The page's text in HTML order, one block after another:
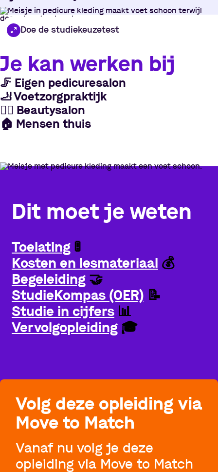
Doe de studiekeuzetest
Je kan werken bij
🦵 Eigen pedicuresalon
🦶Voetzorgpraktijk
💆‍♀ Beautysalon
🏠 Mensen thuis
Dit moet je weten
Toelating 🚦
Kosten en lesmateriaal 💰
Begeleiding 🤝
StudieKompas (OER) 📝
Studie in cijfers 📊
Vervolgopleiding 🎓
Volg deze opleiding via
Move to Match
Vanaf nu volg je deze
opleiding via Move to Match